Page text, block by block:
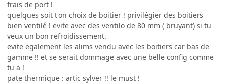
frais de port !
quelques soit t'on choix de boitier ! privilégier des boitiers
bien ventilé ! evite avec des ventilo de 80 mm ( bruyant) si tu
veux un bon refroidissement.
evite egalement les alims vendu avec les boitiers car bas de
gamme !! et se serait dommage avec une belle config comme
tu a !
pate thermique : artic sylver !! le must !